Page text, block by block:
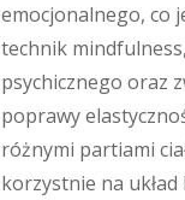
emocjonalnego, co
technik
psychicznego oraz
poprawy
różnymi partiami
korzystnie na